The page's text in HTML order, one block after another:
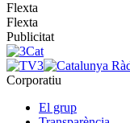
Flexta
Flexta
Publicitat
Corporatiu
El grup